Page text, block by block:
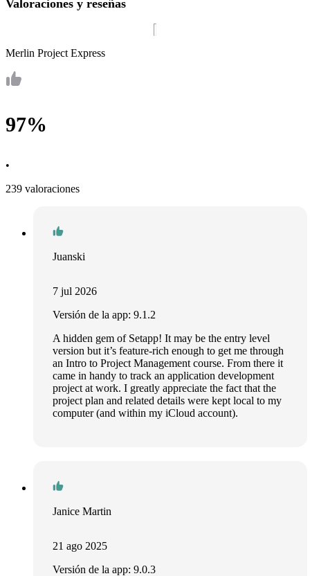
Valoraciones y reseñas
Merlin Project Express
97%
•
239 valoraciones
Juanski
7 jul 2026
Versión de la app: 9.1.2
A hidden gem of Setapp! It may be the entry level
version but it’s feature-rich enough to get me through
an Intro to Project Management course. From there it
came in handy to track an application development
project at work. I greatly appreciate the fact that the
project plan and related details were kept local to my
computer (and within my iCloud account).
Janice Martin
21 ago 2025
Versión de la app: 9.0.3